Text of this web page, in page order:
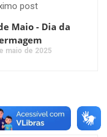
post
Maio - Dia da
maio de 2025